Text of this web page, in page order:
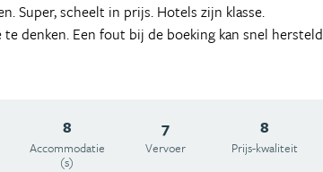
Super, scheelt in prijs. Hotels zijn klasse.
denken. Een fout bij de boeking kan snel hersteld
8
Accommodatie
(s)
7
Vervoer
8
Prijs-kwaliteit